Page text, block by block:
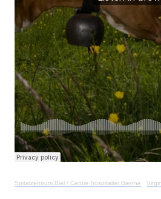
Spitalzentrum Biel / Centre hospitalier Bienne · Virginie